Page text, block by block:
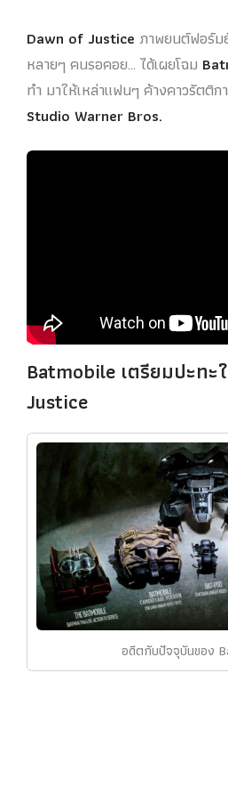
Dawn of Justice ภาพยนต์ฟอร์
หลายๆ คนรอคอย… ได้เผยโฉม
ทำ มาให้เหล่าแฟนๆ ค้างคาวรัตติก
Studio Warner Bros.
Batmobile เตรียมปะทะ
Justice
อดีตกับปัจจุบันของ